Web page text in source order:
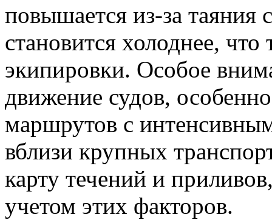
повышается из-за таяния
становится холоднее, что
экипировки. Особое
движение судов,
маршрутов с
вблизи крупных
карту течений и
учетом этих факторов.